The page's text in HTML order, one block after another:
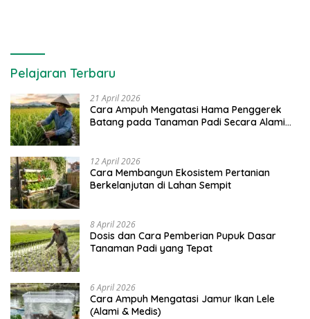
Pelajaran Terbaru
21 April 2026
Cara Ampuh Mengatasi Hama Penggerek
Batang pada Tanaman Padi Secara Alami
12 April 2026
Cara Membangun Ekosistem Pertanian
Berkelanjutan di Lahan Sempit
8 April 2026
Dosis dan Cara Pemberian Pupuk Dasar
Tanaman Padi yang Tepat
6 April 2026
Cara Ampuh Mengatasi Jamur Ikan Lele
(Alami & Medis)